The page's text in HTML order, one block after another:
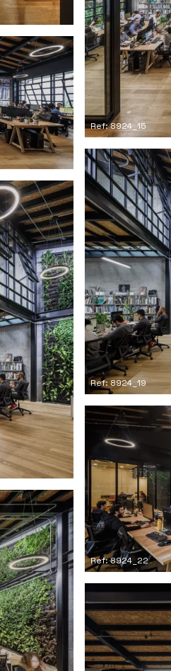
Ref: 8924_15
Ref: 8924_19
Ref: 8924_22